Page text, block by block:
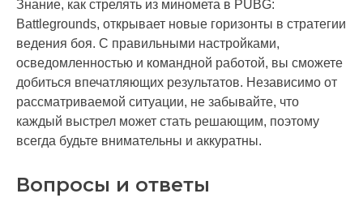
Знание, как стрелять из миномета в PUBG:
Battlegrounds, открывает новые горизонты в стратегии
ведения боя. С правильными настройками,
осведомленностью и командной работой, вы сможете
добиться впечатляющих результатов. Независимо от
рассматриваемой ситуации, не забывайте, что
каждый выстрел может стать решающим, поэтому
всегда будьте внимательны и аккуратны.
Вопросы и ответы